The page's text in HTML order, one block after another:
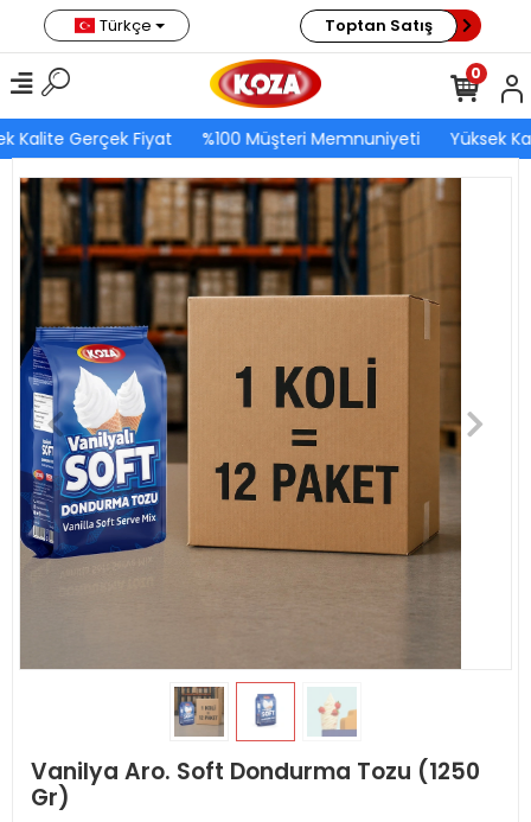
Kalite Gerçek Fiyat %100 Müşteri Memnuniyeti Yüksek
Türkçe Toptan Satış
0
Vanilya Aro. Soft Dondurma Tozu (1250
Gr)